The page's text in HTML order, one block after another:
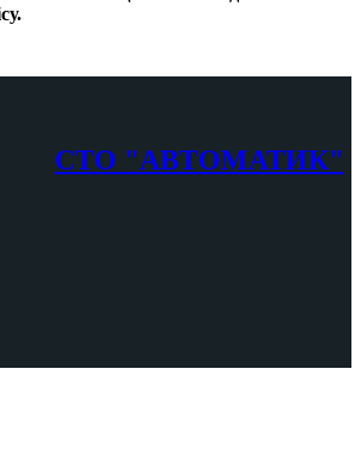
СТО "АВТОМАТИК"